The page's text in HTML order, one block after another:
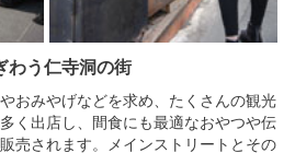
わう仁寺洞の街
おみやげなどを求め、たくさんの観光
く出店し、間食にも最適なおやつや伝
売されます。メインストリートとその